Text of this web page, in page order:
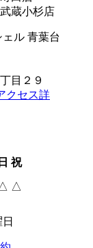
目２９
クセス詳
日 祝
△